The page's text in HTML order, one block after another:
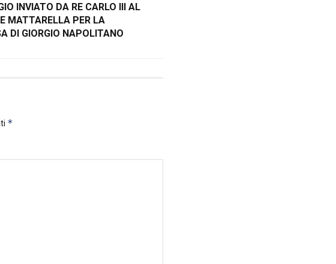
INVIATO DA RE CARLO III AL
MATTARELLA PER LA
DI GIORGIO NAPOLITANO
*